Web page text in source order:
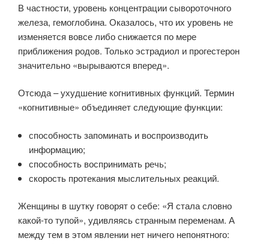
В частности, уровень концентрации сывороточного
железа, гемоглобина. Оказалось, что их уровень не
изменяется вовсе либо снижается по мере
приближения родов. Только эстрадиол и прогестерон
значительно «вырываются вперед».
Отсюда – ухудшение когнитивных функций. Термин
«когнитивные» объединяет следующие функции:
способность запоминать и воспроизводить
информацию;
способность воспринимать речь;
скорость протекания мыслительных реакций.
Женщины в шутку говорят о себе: «Я стала словно
какой-то тупой», удивляясь странным переменам. А
между тем в этом явлении нет ничего непонятного: